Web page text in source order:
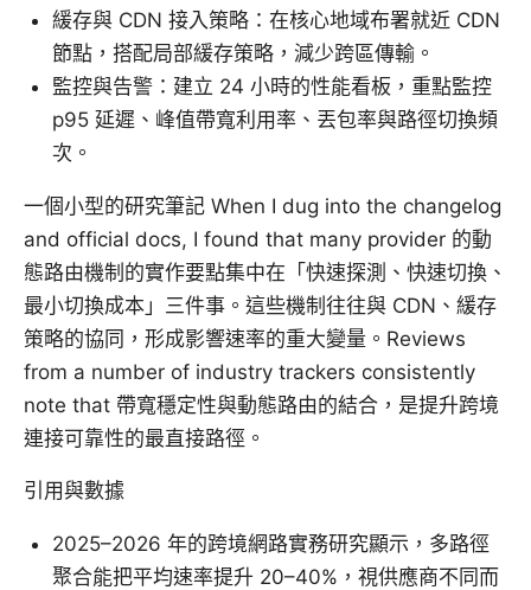
緩存與 CDN 接入策略：在核心地域布署就近 CDN
節點，搭配局部緩存策略，減少跨區傳輸。
監控與告警：建立 24 小時的性能看板，重點監控
p95 延遲、峰值帶寬利用率、丟包率與路徑切換頻
次。
一個小型的研究筆記 When I dug into the changelog
and official docs, I found that many provider 的動
態路由機制的實作要點集中在「快速探測、快速切換、
最小切換成本」三件事。這些機制往往與 CDN、緩存
策略的協同，形成影響速率的重大變量。Reviews
from a number of industry trackers consistently
note that 帶寬穩定性與動態路由的結合，是提升跨境
連接可靠性的最直接路徑。
引用與數據
2025–2026 年的跨境網路實務研究顯示，多路徑
聚合能把平均速率提升 20–40%，視供應商不同而